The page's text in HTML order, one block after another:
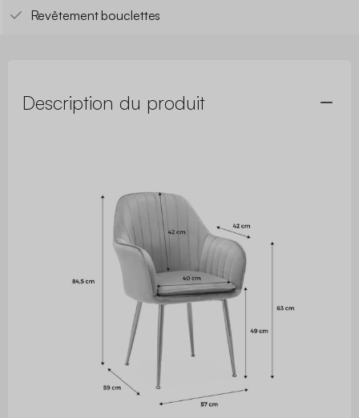
Revêtement bouclettes
Description du produit